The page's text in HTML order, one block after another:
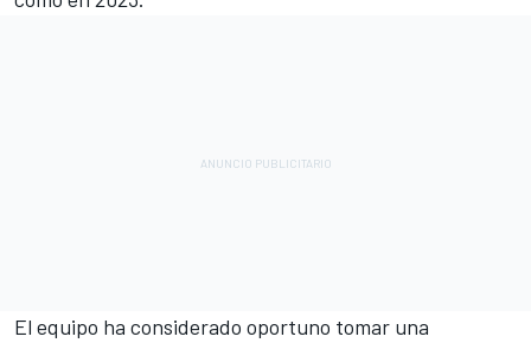
El equipo ha considerado oportuno tomar una